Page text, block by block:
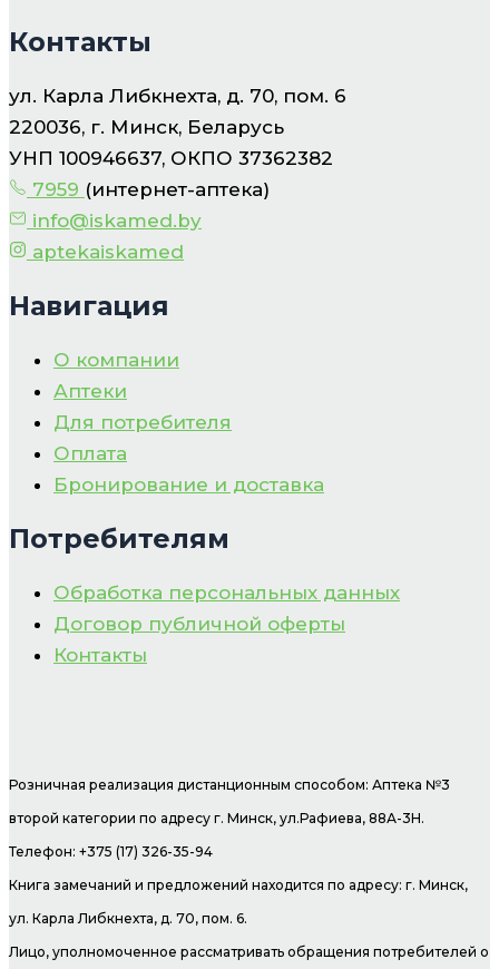
Контакты
ул. Карла Либкнехта, д. 70, пом. 6
220036, г. Минск, Беларусь
УНП 100946637, ОКПО 37362382
7959 (интернет-аптека)
info@iskamed.by
aptekaiskamed
Навигация
О компании
Аптеки
Для потребителя
Оплата
Бронирование и доставка
Потребителям
Обработка персональных данных
Договор публичной оферты
Контакты
Розничная реализация дистанционным способом: Аптека №3
второй категории по адресу г. Минск, ул.Рафиева, 88А-3Н.
Телефон: +375 (17) 326-35-94
Книга замечаний и предложений находится по адресу: г. Минск,
ул. Карла Либкнехта, д. 70, пом. 6.
Лицо, уполномоченное рассматривать обращения потребителей о